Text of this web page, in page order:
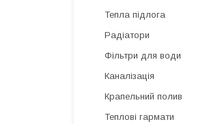
Тепла підлога
Радіатори
Фільтри для води
Каналізація
Крапельний полив
Теплові гармати